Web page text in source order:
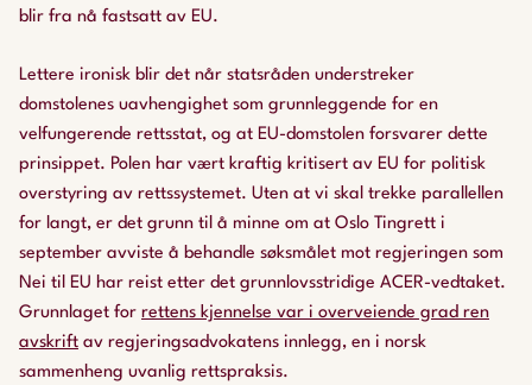
blir fra nå fastsatt av EU.
Lettere ironisk blir det når statsråden understreker
domstolenes uavhengighet som grunnleggende for en
velfungerende rettsstat, og at EU-domstolen forsvarer dette
prinsippet. Polen har vært kraftig kritisert av EU for politisk
overstyring av rettssystemet. Uten at vi skal trekke parallellen
for langt, er det grunn til å minne om at Oslo Tingrett i
september avviste å behandle søksmålet mot regjeringen som
Nei til EU har reist etter det grunnlovsstridige ACER-vedtaket.
Grunnlaget for rettens kjennelse var i overveiende grad ren
avskrift av regjeringsadvokatens innlegg, en i norsk
sammenheng uvanlig rettspraksis.